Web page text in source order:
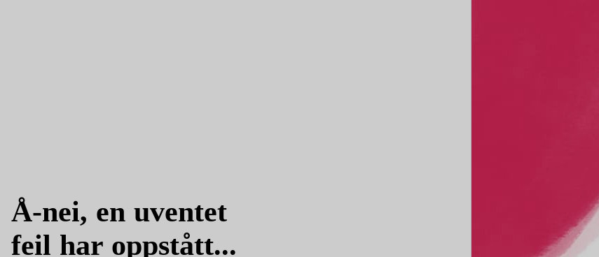
Å-nei, en uventet
feil har oppstått...